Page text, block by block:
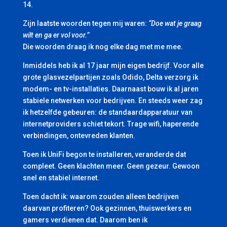
14.
Zijn laatste woorden tegen mij waren: “Doe wat je graag
wilt en ga er vol voor.”
Die woorden draag ik nog elke dag met me mee.
Inmiddels heb ik al 17 jaar mijn eigen bedrijf. Voor alle
grote glasvezelpartijen zoals Odido, Delta verzorg ik
modem- en tv-installaties. Daarnaast bouw ik al jaren
stabiele netwerken voor bedrijven. En steeds weer zag
ik hetzelfde gebeuren: de standaardapparatuur van
internetproviders schiet tekort. Trage wifi, haperende
verbindingen, ontevreden klanten.
Toen ik UniFi begon te installeren, veranderde dat
compleet. Geen klachten meer. Geen gezeur. Gewoon
snel en stabiel internet.
Toen dacht ik: waarom zouden alleen bedrijven
daarvan profiteren? Ook gezinnen, thuiswerkers en
gamers verdienen dat. Daarom ben ik